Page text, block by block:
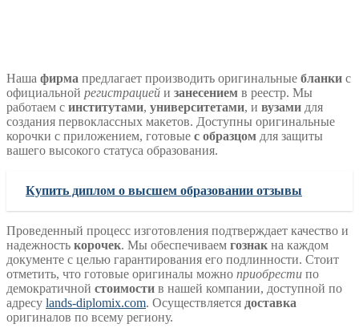
Наша фирма предлагает производить оригинальные бланки с
официальной регистрацией и занесением в реестр. Мы
работаем с институтами, университетами, и вузами для
создания первоклассных макетов. Доступны оригинальные
корочки с приложением, готовые с образцом для защиты
вашего высокого статуса образования.
Купить диплом о высшем образовании отзывы
Проведенный процесс изготовления подтверждает качество и
надежность корочек. Мы обеспечиваем гознак на каждом
документе с целью гарантирования его подлинности. Стоит
отметить, что готовые оригиналы можно приобрести по
демократичной стоимости в нашей компании, доступной по
адресу lands-diplomix.com. Осуществляется доставка
оригиналов по всему региону.